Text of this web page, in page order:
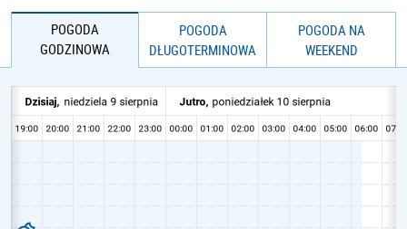
POGODA
GODZINOWA
POGODA
DŁUGOTERMINOWA
POGODA NA
WEEKEND